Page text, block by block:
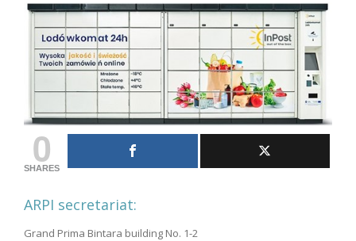
0
SHARES
ARPI secretariat:
Grand Prima Bintara building No. 1-2